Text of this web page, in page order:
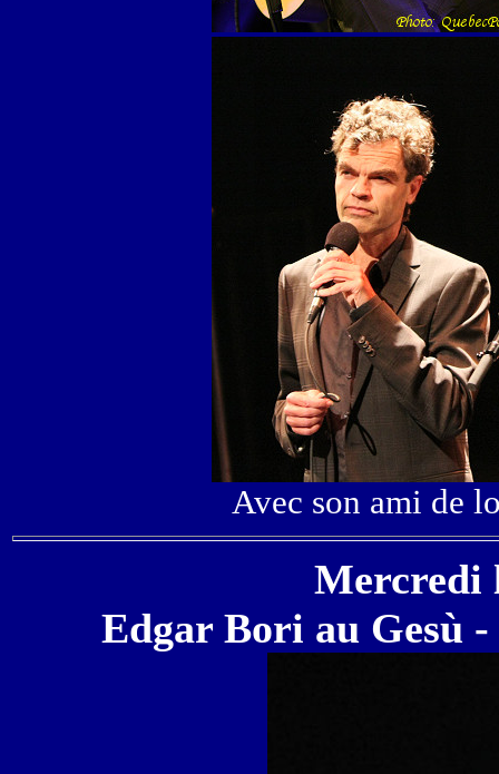
Avec son ami de
Mercredi
Edgar Bori au Gesù